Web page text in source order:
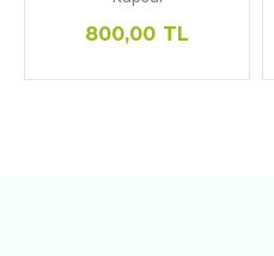
800,00TL